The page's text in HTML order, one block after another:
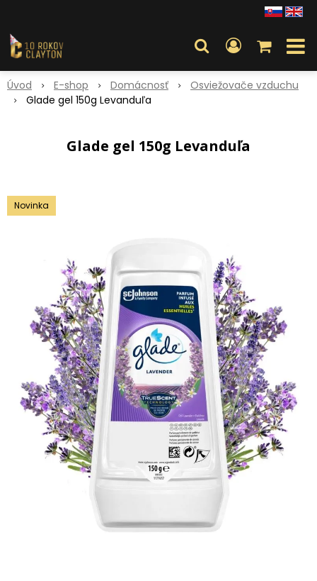
Úvod E-shop Domácnosť
Osviežovače vzduchu
Glade gel 150g Levanduľa
Glade gel 150g Levanduľa
Novinka